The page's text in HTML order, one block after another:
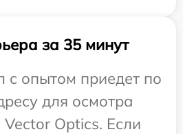
за 35 минут
с опытом приедет по
для осмотра
Optics. Если